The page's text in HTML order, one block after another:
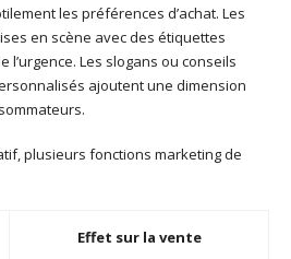
les préférences d’achat. Les
en scène avec des étiquettes
l’urgence. Les slogans ou conseils
ajoutent une dimension
plusieurs fonctions marketing de
Effet sur la vente